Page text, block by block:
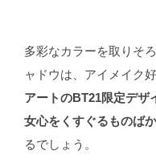
多彩なカラーを取りそ
ャドウは、アイメイク
アートのBT21限定デザ
女心をくすぐるものば
るでしょう。